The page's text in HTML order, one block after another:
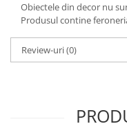
Obiectele din decor nu
Produsul contine
Review-uri(0)